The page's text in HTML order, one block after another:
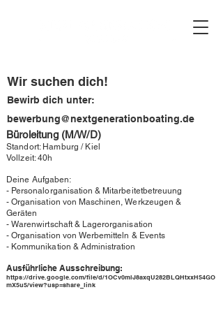
Wir suchen dich!
Bewirb dich unter:
bewerbung@nextgenerationboating.de
Büroleitung (M/W/D)
Standort: Hamburg / Kiel
Vollzeit: 40h
Deine Aufgaben:
- Personalorganisation & Mitarbeitetbetreuung
- Organisation von Maschinen, Werkzeugen &
Geräten
- Warenwirtschaft & Lagerorganisation
- Organisation von Werbemitteln & Events
- Kommunikation & Administration
Ausführliche Ausschreibung:
https://drive.google.com/file/d/1OCv0mlJ8axqU282BLQHtxxH54GO
mX5u5/view?usp=share_link